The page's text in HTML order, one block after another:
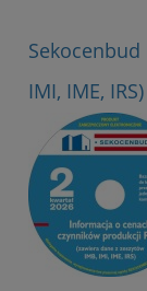
IMI, IME,